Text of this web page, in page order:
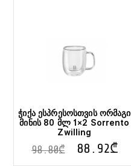
ჭიქა ესპრესოსთვის ორმაგი
მინის 80 მლ 1×2 Sorrento
Zwilling
98.80₾ 88.92₾